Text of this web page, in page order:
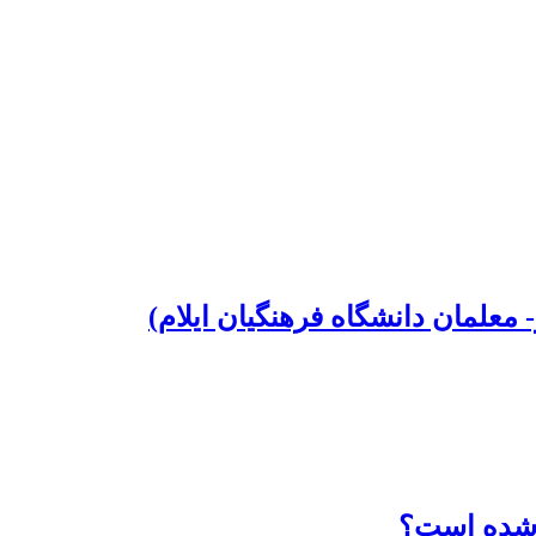
دانشگاه فرهنگیان ایلام)
شده است؟